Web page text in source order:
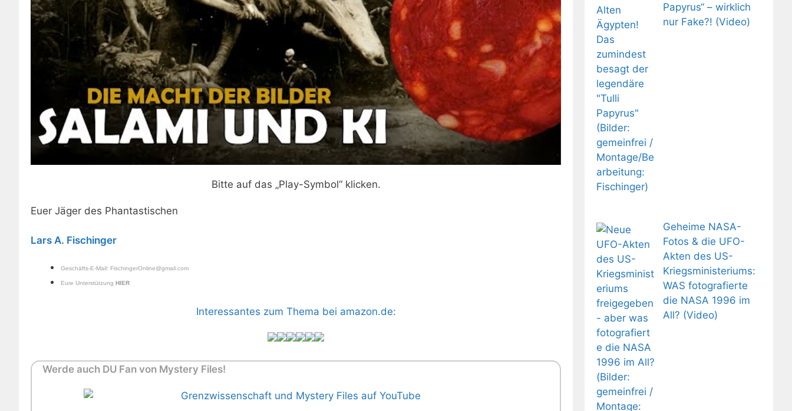
Bitte auf das „Play-Symbol“ klicken.
Euer Jäger des Phantastischen
Lars A. Fischinger
Geschäfts-E-Mail: FischingerOnline@gmail.com
Eure Unterstützung HIER
Interessantes zum Thema bei amazon.de:
Werde auch DU Fan von Mystery Files!
Papyrus“ – wirklich
nur Fake?! (Video)
Geheime NASA-
Fotos & die UFO-
Akten des US-
Kriegsministeriums:
WAS fotografierte
die NASA 1996 im
All? (Video)